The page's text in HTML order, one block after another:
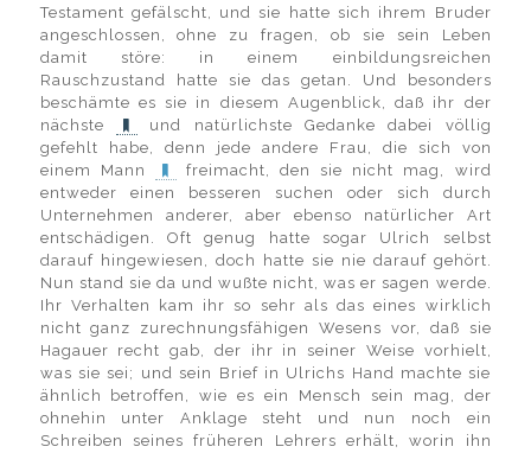
Testament gefälscht, und sie hatte sich ihrem Bruder
angeschlossen, ohne zu fragen, ob sie sein Leben
damit störe: in einem einbildungsreichen
Rauschzustand hatte sie das getan. Und besonders
beschämte es sie in diesem Augenblick, daß ihr der
nächste
und natürlichste Gedanke dabei völlig
gefehlt habe, denn jede andere Frau, die sich von
einem Mann
freimacht, den sie nicht mag, wird
entweder einen besseren suchen oder sich durch
Unternehmen anderer, aber ebenso natürlicher Art
entschädigen. Oft genug hatte sogar Ulrich selbst
darauf hingewiesen, doch hatte sie nie darauf gehört.
Nun stand sie da und wußte nicht, was er sagen werde.
Ihr Verhalten kam ihr so sehr als das eines wirklich
nicht ganz zurechnungsfähigen Wesens vor, daß sie
Hagauer recht gab, der ihr in seiner Weise vorhielt,
was sie sei; und sein Brief in Ulrichs Hand machte sie
ähnlich betroffen, wie es ein Mensch sein mag, der
ohnehin unter Anklage steht und nun noch ein
Schreiben seines früheren Lehrers erhält, worin ihn